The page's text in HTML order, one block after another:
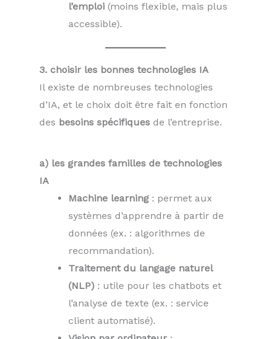
l’emploi (moins flexible, mais plus
accessible).
3. choisir les bonnes technologies IA
Il existe de nombreuses technologies
d’IA, et le choix doit être fait en fonction
des besoins spécifiques de l’entreprise.
a) les grandes familles de technologies
IA
Machine learning : permet aux
systèmes d’apprendre à partir de
données (ex. : algorithmes de
recommandation).
Traitement du langage naturel
(NLP) : utile pour les chatbots et
l’analyse de texte (ex. : service
client automatisé).